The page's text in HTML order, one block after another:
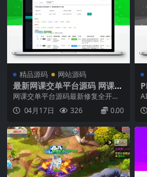
精品源码 网站源码
最新网课交单平台源码 网课下
单源码 网课平台搭建源码 网
课对接平台搭建
网课交单平台源码最新修复全开源
版本去除论文编辑去除强国接码修
复上级迁移修复聚合登录修复支付
优化MySQL表，提高网页加载速
度...
04月17日 326 0.00
I